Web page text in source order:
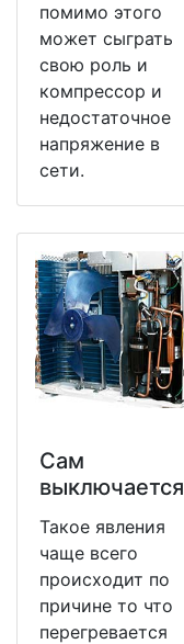
помимо этого
может сыграть
свою роль и
компрессор и
недостаточное
напряжение в
сети.
Сам
выключается
Такое явления
чаще всего
происходит по
причине то что
перегревается